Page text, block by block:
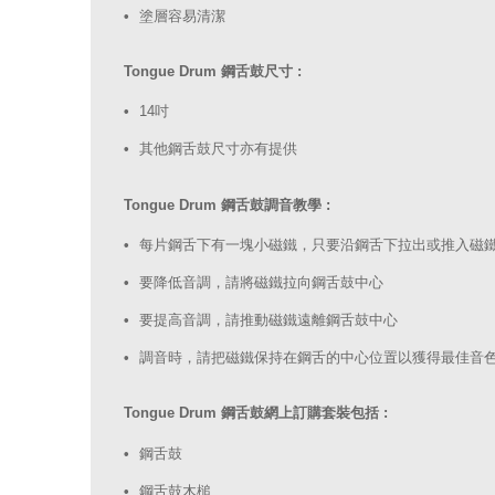
塗層容易清潔
Tongue Drum 鋼舌鼓尺寸 :
14吋
其他鋼舌鼓尺寸亦有提供
Tongue Drum 鋼舌鼓調音教學 :
每片鋼舌下有一塊小磁鐵，只要沿鋼舌下拉出或推入磁
要降低音調，請將磁鐵拉向鋼舌鼓中心
要提高音調，請推動磁鐵遠離鋼舌鼓中心
調音時，請把磁鐵保持在鋼舌的中心位置以獲得最佳音
Tongue Drum 鋼舌鼓網上訂購套裝包括 :
鋼舌鼓
鋼舌鼓木槌